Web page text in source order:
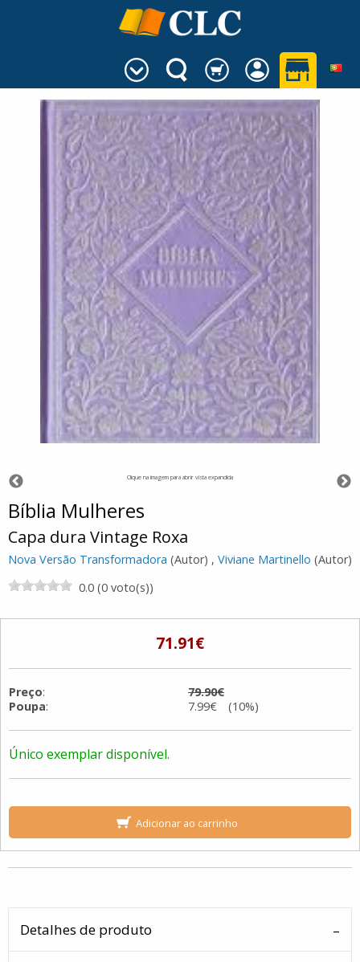
Clique na imagem para abrir vista expandida
Bíblia Mulheres
Capa dura Vintage Roxa
Nova Versão Transformadora (Autor) , Viviane Martinello (Autor)
0.0 (0 voto(s))
71.91€
Preço:
79.90€
Poupa: 7.99€ (10%)
Único exemplar disponível.
Adicionar ao carrinho
Detalhes de produto